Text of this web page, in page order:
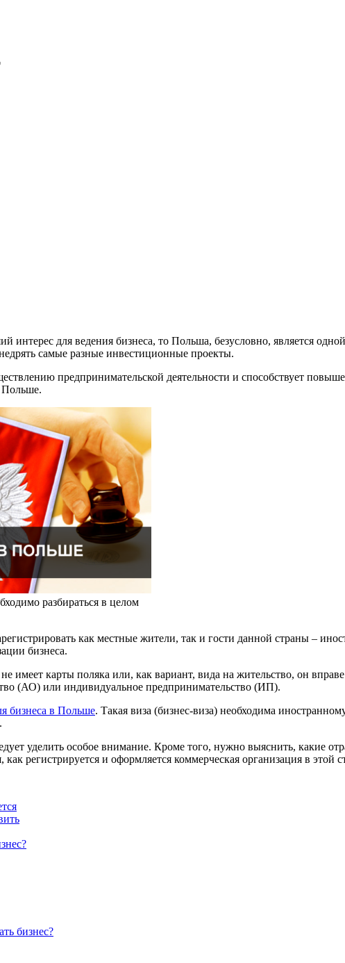
интерес для ведения бизнеса, то Польша, безусловно, является
самые разные инвестиционные проекты.
предпринимательской деятельности и способствует
Польше.
разбираться в целом
как местные жители, так и гости данной страны –
бизнеса.
имеет карты поляка или, как вариант, вида на жительство, он
(АО) или индивидуальное предпринимательство (ИП).
бизнеса в Польше. Такая виза (бизнес-виза) необходима
уделить особое внимание. Кроме того, нужно выяснить, какие
регистрируется и оформляется коммерческая организация в этой
бизнес?